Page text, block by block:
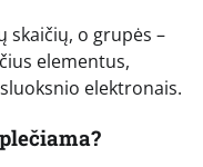
skaičių, o grupės –
elementus,
elektronais.